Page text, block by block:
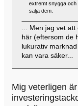
extremt snygga och
sälja dem.
... Men jag vet
här (eftersom de
lukurativ
kan vara säker...
Mig veterligen